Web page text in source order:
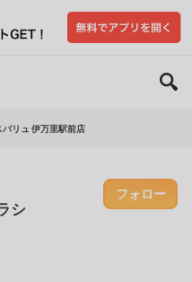
バリュ 伊万里駅前店
シ
フォロー